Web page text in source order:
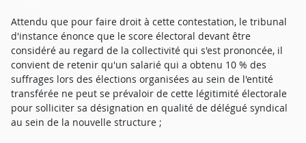
Attendu que pour faire droit à cette contestation, le tribunal
d'instance énonce que le score électoral devant être
considéré au regard de la collectivité qui s'est prononcée, il
convient de retenir qu'un salarié qui a obtenu 10 % des
suffrages lors des élections organisées au sein de l'entité
transférée ne peut se prévaloir de cette légitimité électorale
pour solliciter sa désignation en qualité de délégué syndical
au sein de la nouvelle structure ;